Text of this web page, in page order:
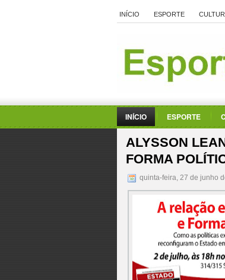
INÍCIO ESPORTE
INÍCIO ESPORTE
ALYSSON
FORMA
quinta-feira, 27 de junho